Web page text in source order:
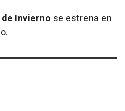
Invierno se estrena en